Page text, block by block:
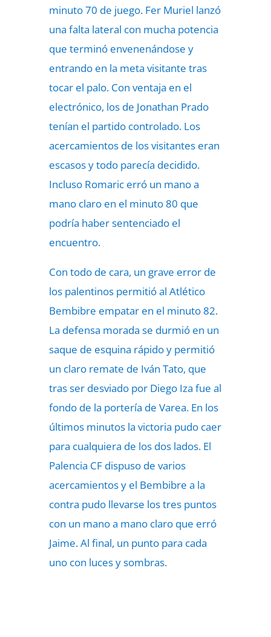
minuto 70 de juego. Fer Muriel lanzó
una falta lateral con mucha potencia
que terminó envenenándose y
entrando en la meta visitante tras
tocar el palo. Con ventaja en el
electrónico, los de Jonathan Prado
tenían el partido controlado. Los
acercamientos de los visitantes eran
escasos y todo parecía decidido.
Incluso Romaric erró un mano a
mano claro en el minuto 80 que
podría haber sentenciado el
encuentro.
Con todo de cara, un grave error de
los palentinos permitió al Atlético
Bembibre empatar en el minuto 82.
La defensa morada se durmió en un
saque de esquina rápido y permitió
un claro remate de Iván Tato, que
tras ser desviado por Diego Iza fue al
fondo de la portería de Varea. En los
últimos minutos la victoria pudo caer
para cualquiera de los dos lados. El
Palencia CF dispuso de varios
acercamientos y el Bembibre a la
contra pudo llevarse los tres puntos
con un mano a mano claro que erró
Jaime. Al final, un punto para cada
uno con luces y sombras.